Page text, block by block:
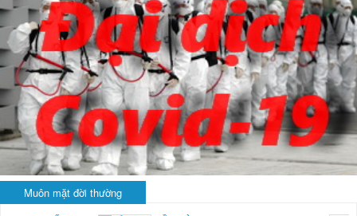
Muôn mặt đời thường